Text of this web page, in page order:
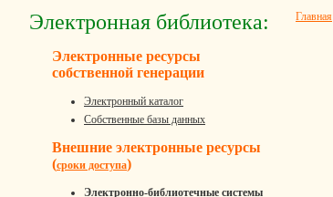
Электронная библиотека:
Электронные ресурсы
собственной генерации
Электронный каталог
Собственные базы данных
Внешние электронные ресурсы
(сроки доступа)
Электронно-библиотечные системы
Главная